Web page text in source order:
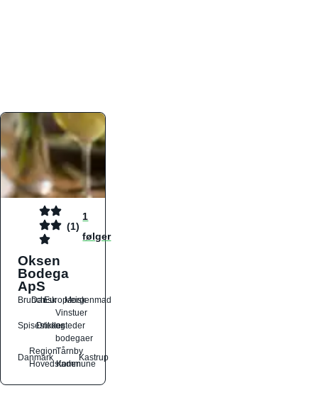
(1)
1
følger
Oksen
Bodega
ApS
Brunch
DanskEuropæiskMorgenmad
Spisesteder
Drikkesteder
Vinstuer
og
bodegaer
Danmark
Region
Hovedstaden
Tårnby
Kommune
Kastrup